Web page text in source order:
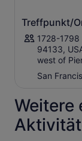
Treffpunkt/
1728-1798
94133,
west of
San
Weitere